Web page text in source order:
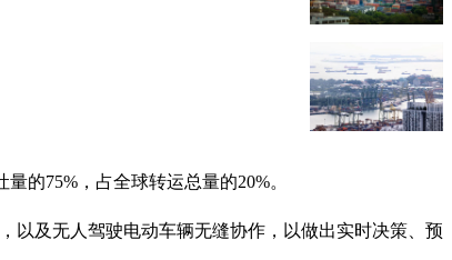
的75%，占全球转运总量的20%。
以及无人驾驶电动车辆无缝协作，以做出实时决策、预